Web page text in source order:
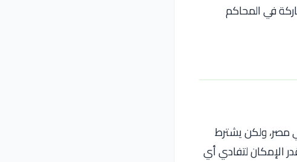
في المحاكم
مصر، ولكن يشترط
الإمكان لتفادي أي